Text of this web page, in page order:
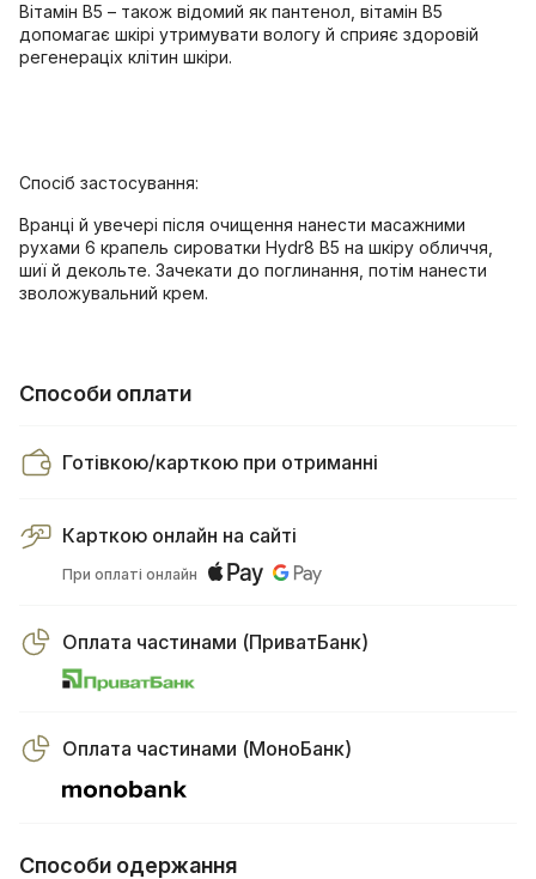
Вітамін В5 – також відомий як пантенол, вітамін В5
допомагає шкірі утримувати вологу й сприяє здоровій
регенераціх клітин шкіри.
Спосіб застосування:
Вранці й увечері після очищення нанести масажними
рухами 6 крапель сироватки Hydr8 B5 на шкіру обличчя,
шиї й декольте. Зачекати до поглинання, потім нанести
зволожувальний крем.
Способи оплати
Готівкою/карткою при отриманні
Карткою онлайн на сайті
При оплаті онлайн
Оплата частинами (ПриватБанк)
Оплата частинами (МоноБанк)
Способи одержання